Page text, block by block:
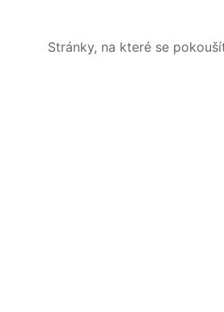
Stránky, na které se